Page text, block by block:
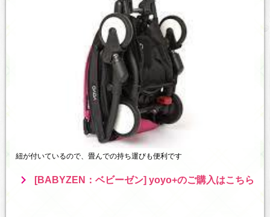
紐が付いているので、畳んでの持ち運びも便利です
[BABYZEN：ベビーゼン] yoyo+のご購入はこちら